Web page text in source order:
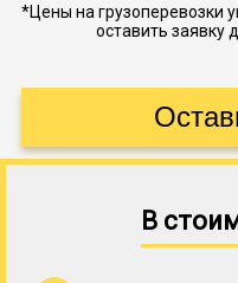
*Цены на грузоперевозки
оставить заявку
В